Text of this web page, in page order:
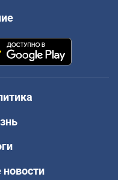
новости